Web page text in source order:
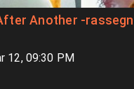
Another -
12, 09:30 PM